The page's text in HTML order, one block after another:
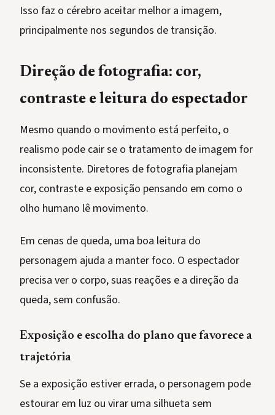
Isso faz o cérebro aceitar melhor a imagem,
principalmente nos segundos de transição.
Direção de fotografia: cor,
contraste e leitura do espectador
Mesmo quando o movimento está perfeito, o
realismo pode cair se o tratamento de imagem for
inconsistente. Diretores de fotografia planejam
cor, contraste e exposição pensando em como o
olho humano lê movimento.
Em cenas de queda, uma boa leitura do
personagem ajuda a manter foco. O espectador
precisa ver o corpo, suas reações e a direção da
queda, sem confusão.
Exposição e escolha do plano que favorece a
trajetória
Se a exposição estiver errada, o personagem pode
estourar em luz ou virar uma silhueta sem